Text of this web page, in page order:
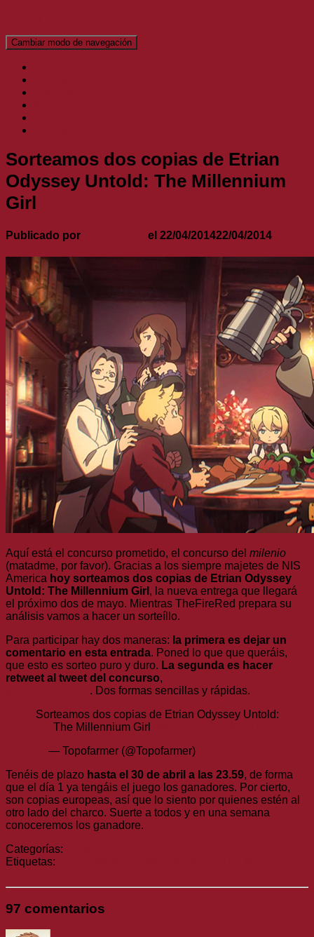
Cambiar modo de navegación
Sorteamos dos copias de Etrian
Odyssey Untold: The Millennium
Girl
Publicado por el 22/04/201422/04/2014
Aquí está el concurso prometido, el concurso del milenio
(matadme, por favor). Gracias a los siempre majetes de NIS
America hoy sorteamos dos copias de Etrian Odyssey
Untold: The Millennium Girl , la nueva entrega que llegará
el próximo dos de mayo. Mientras TheFireRed prepara su
análisis vamos a hacer un sorteíllo.
Para participar hay dos maneras: la primera es dejar un
comentario en esta entrada. Poned lo que que queráis,
que esto es sorteo puro y duro. La segunda es hacer
retweet al tweet del concurso,
. Dos formas sencillas y rápidas.
Sorteamos dos copias de Etrian Odyssey Untold:
The Millennium Girl
— Topofarmer (@Topofarmer)
Tenéis de plazo hasta el 30 de abril a las 23.59, de forma
que el día 1 ya tengáis el juego los ganadores. Por cierto,
son copias europeas, así que lo siento por quienes estén al
otro lado del charco. Suerte a todos y en una semana
conoceremos los ganadore.
Categorías:
Etiquetas:
97 comentarios